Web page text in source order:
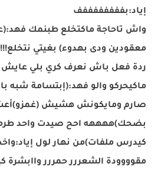
إياد:بففففففففف
واش تاحاجة ماكتخلع طبنمك
معقودين ودى بهدوء) بغيتي
ردة فعل باش نعرف كري بلي عايش
ماكيحركو والو فهد:(إبتسامة شبه
صارم ومايكونش هشيش
بضحك)ههههه احح صيدت واحد
كيدرس ملفات)من نهار لول
مقوووودة الشعررر حمررر واابشرة